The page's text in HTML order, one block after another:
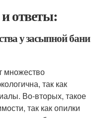
ответы:
у засыпной бани
множество
так как
Во-вторых, такое
так как опилки